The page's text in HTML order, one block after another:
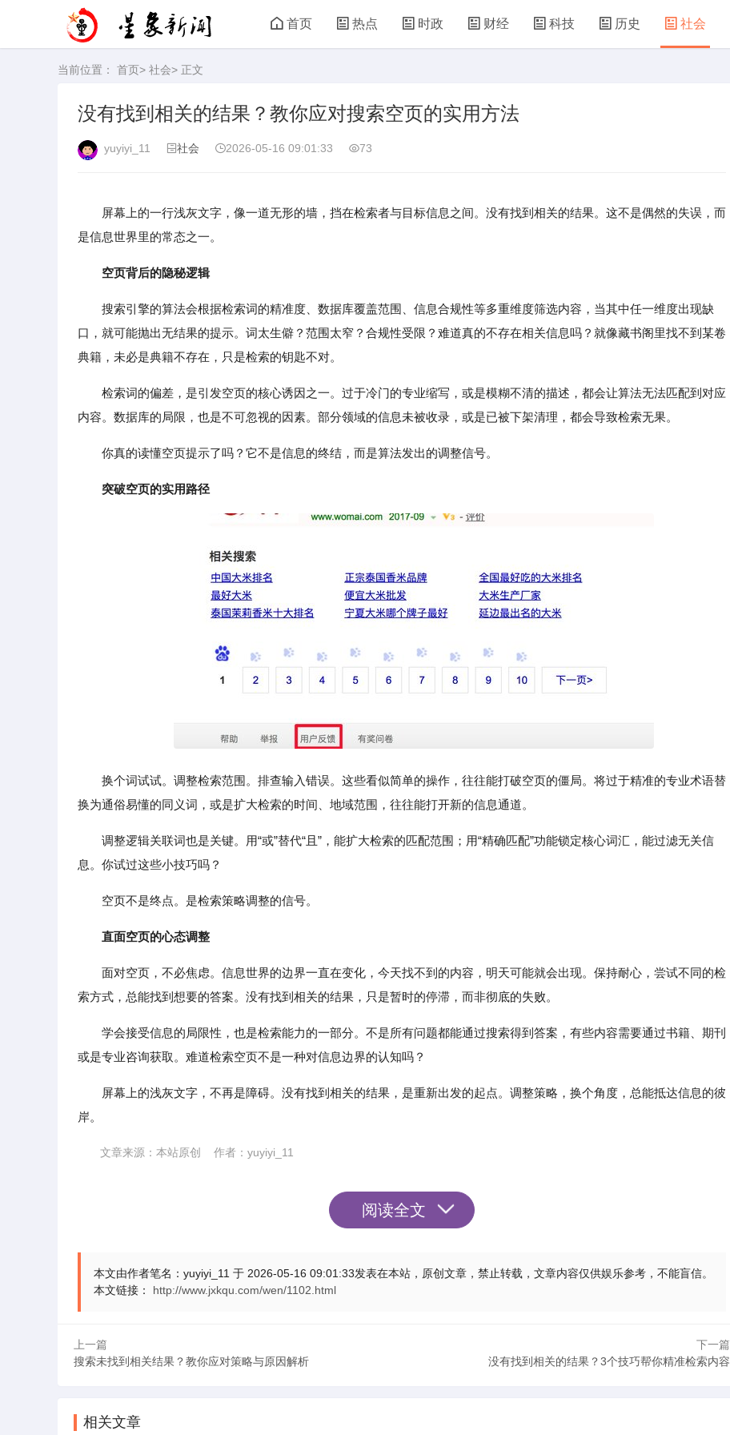
首页 热点 时政 财经 科技 历史 社会
当前位置： 首页> 社会> 正文
没有找到相关的结果？教你应对搜索空页的实用方法
yuyiyi_11 社会 2026-05-16 09:01:33 73
屏幕上的一行浅灰文字，像一道无形的墙，挡在检索者与目标信息之间。没有找到相关的结果。这不是偶然的失误，而
是信息世界里的常态之一。
空页背后的隐秘逻辑
搜索引擎的算法会根据检索词的精准度、数据库覆盖范围、信息合规性等多重维度筛选内容，当其中任一维度出现缺
口，就可能抛出无结果的提示。词太生僻？范围太窄？合规性受限？难道真的不存在相关信息吗？就像藏书阁里找不到某卷
典籍，未必是典籍不存在，只是检索的钥匙不对。
检索词的偏差，是引发空页的核心诱因之一。过于冷门的专业缩写，或是模糊不清的描述，都会让算法无法匹配到对应
内容。数据库的局限，也是不可忽视的因素。部分领域的信息未被收录，或是已被下架清理，都会导致检索无果。
你真的读懂空页提示了吗？它不是信息的终结，而是算法发出的调整信号。
突破空页的实用路径
换个词试试。调整检索范围。排查输入错误。这些看似简单的操作，往往能打破空页的僵局。将过于精准的专业术语替
换为通俗易懂的同义词，或是扩大检索的时间、地域范围，往往能打开新的信息通道。
调整逻辑关联词也是关键。用“或”替代“且”，能扩大检索的匹配范围；用“精确匹配”功能锁定核心词汇，能过滤无关信
息。你试过这些小技巧吗？
空页不是终点。是检索策略调整的信号。
直面空页的心态调整
面对空页，不必焦虑。信息世界的边界一直在变化，今天找不到的内容，明天可能就会出现。保持耐心，尝试不同的检
索方式，总能找到想要的答案。没有找到相关的结果，只是暂时的停滞，而非彻底的失败。
学会接受信息的局限性，也是检索能力的一部分。不是所有问题都能通过搜索得到答案，有些内容需要通过书籍、期刊
或是专业咨询获取。难道检索空页不是一种对信息边界的认知吗？
屏幕上的浅灰文字，不再是障碍。没有找到相关的结果，是重新出发的起点。调整策略，换个角度，总能抵达信息的彼
岸。
文章来源：本站原创 作者：yuyiyi_11
阅读全文
本文由作者笔名：yuyiyi_11 于 2026-05-16 09:01:33发表在本站，原创文章，禁止转载，文章内容仅供娱乐参考，不能盲信。
本文链接： http://www.jxkqu.com/wen/1102.html
上一篇
搜索未找到相关结果？教你应对策略与原因解析
下一篇
没有找到相关的结果？3个技巧帮你精准检索内容
相关文章